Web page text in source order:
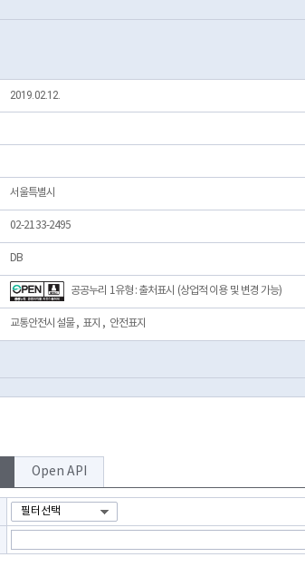
2019.02.12.
서울특별시
02-2133-2495
DB
공공누리 1유형 : 출처표시 (상업적 이용 및 변경 가능)
교통안전시설물, 표지 , 안전표지
Open API